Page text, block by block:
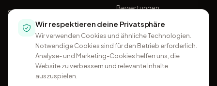
Sponsoring
Bewertungen
AGB
Wir respektieren deine Privatsphäre
Wir verwenden Cookies und ähnliche Technologien.
Notwendige Cookies sind für den Betrieb erforderlich.
Analyse- und Marketing-Cookies helfen uns, die
Website zu verbessern und relevante Inhalte
auszuspielen.